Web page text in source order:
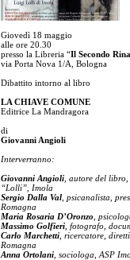
Giovedì 18 maggio
alle ore 20.30
presso la Libreria “Il Secondo
via Porta Nova 1/A, Bologna
Dibattito intorno al libro
LA CHIAVE COMUNE
Editrice La Mandragora
di
Giovanni Angioli
Interverranno:
Giovanni Angioli , autore del
“Lolli”, Imola
Sergio Dalla Val , psicanalista,
Romagna
Maria Rosaria D’Oronzo ,
Massimo Golfieri , fotografo,
Carlo Marchetti , ricercatore,
Romagna
Anna Ortolani , sociologa, ASP